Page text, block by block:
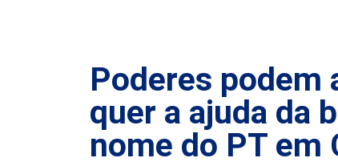
Poderes podem
quer a ajuda da
nome do PT em